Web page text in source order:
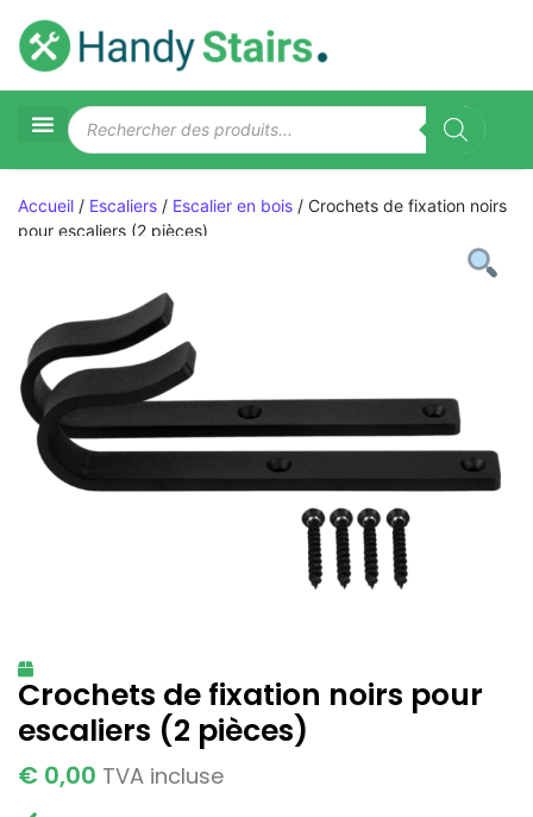
Accueil / Escaliers / Escalier en bois / Crochets de fixation noirs
pour escaliers (2 pièces)
Crochets de fixation noirs pour
escaliers (2 pièces)
€ 0,00 TVA incluse